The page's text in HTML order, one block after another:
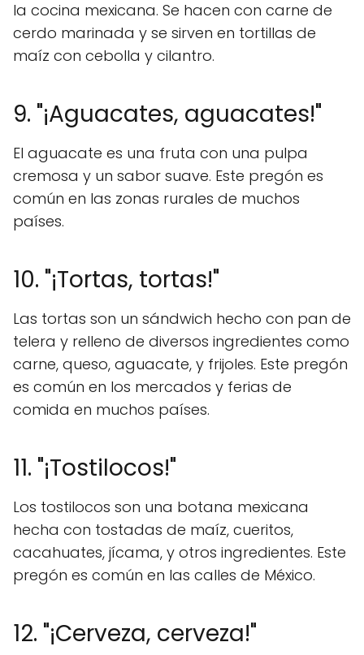
la cocina mexicana. Se hacen con carne de
cerdo marinada y se sirven en tortillas de
maíz con cebolla y cilantro.
9. "¡Aguacates, aguacates!"
El aguacate es una fruta con una pulpa
cremosa y un sabor suave. Este pregón es
común en las zonas rurales de muchos
países.
10. "¡Tortas, tortas!"
Las tortas son un sándwich hecho con pan de
telera y relleno de diversos ingredientes como
carne, queso, aguacate, y frijoles. Este pregón
es común en los mercados y ferias de
comida en muchos países.
11. "¡Tostilocos!"
Los tostilocos son una botana mexicana
hecha con tostadas de maíz, cueritos,
cacahuates, jícama, y otros ingredientes. Este
pregón es común en las calles de México.
12. "¡Cerveza, cerveza!"